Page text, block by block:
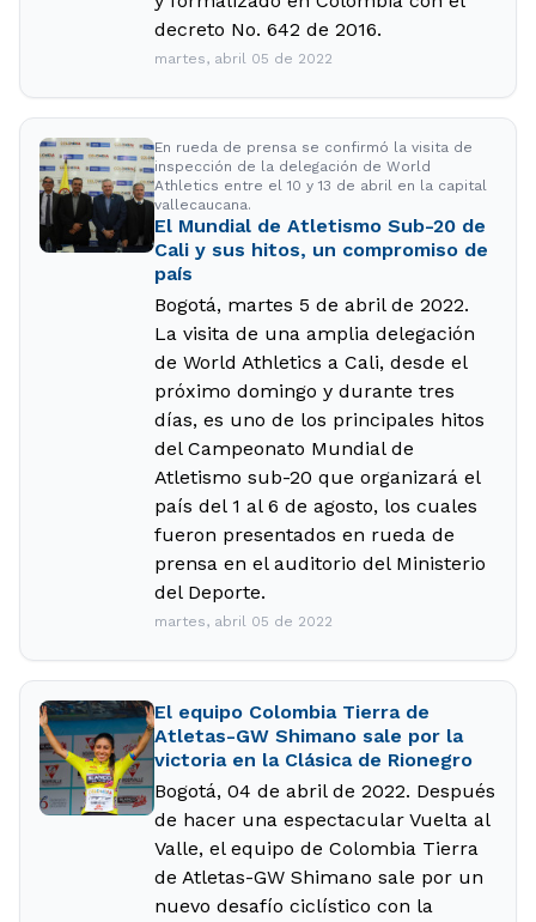
decreto No. 642 de 2016.
martes, abril 05 de 2022
En rueda de prensa se confirmó la visita de
inspección de la delegación de World
Athletics entre el 10 y 13 de abril en la capital
vallecaucana.
El Mundial de Atletismo Sub-20 de
Cali y sus hitos, un compromiso de
país
Bogotá, martes 5 de abril de 2022.
La visita de una amplia delegación
de World Athletics a Cali, desde el
próximo domingo y durante tres
días, es uno de los principales hitos
del Campeonato Mundial de
Atletismo sub-20 que organizará el
país del 1 al 6 de agosto, los cuales
fueron presentados en rueda de
prensa en el auditorio del Ministerio
del Deporte.
martes, abril 05 de 2022
El equipo Colombia Tierra de
Atletas-GW Shimano sale por la
victoria en la Clásica de Rionegro
Bogotá, 04 de abril de 2022. Después
de hacer una espectacular Vuelta al
Valle, el equipo de Colombia Tierra
de Atletas-GW Shimano sale por un
nuevo desafío ciclístico con la